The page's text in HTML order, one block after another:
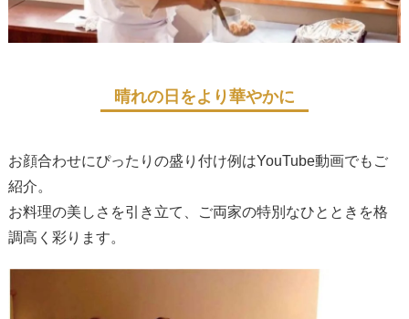
晴れの日をより華やかに
お顔合わせにぴったりの盛り付け例はYouTube動画でもご
紹介。
お料理の美しさを引き立て、ご両家の特別なひとときを格
調高く彩ります。